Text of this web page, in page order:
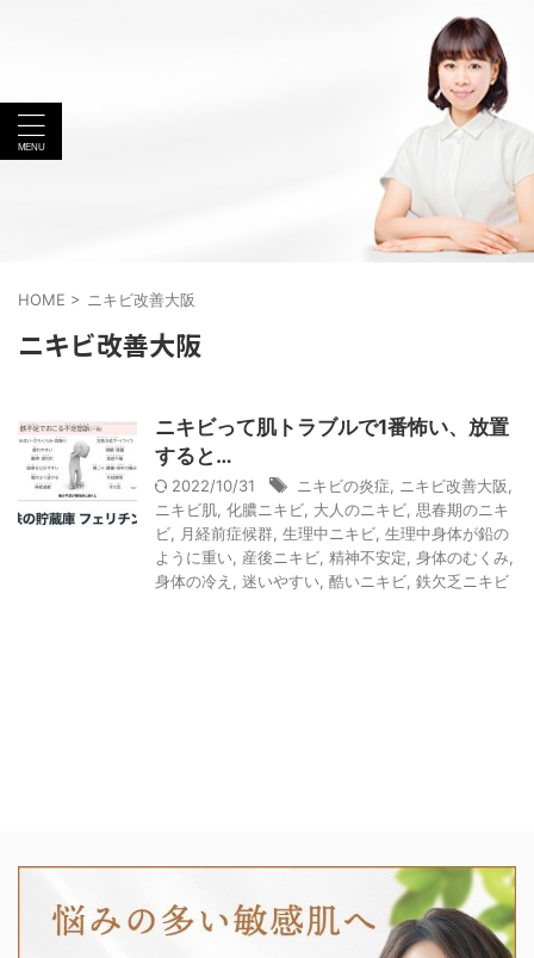
HOME > ニキビ改善大阪
ニキビ改善大阪
ニキビって肌トラブルで1番怖い、放置
すると…
2022/10/31 ニキビの炎症 ニキビ改善大阪
ニキビ肌 化膿ニキビ 大人のニキビ 思春期のニキ
ビ
月経前症候群 生理中ニキビ 生理中身体が鉛の
ように重い 産後ニキビ 精神不安定 身体のむくみ
身体の冷え
迷いやすい 酷いニキビ 鉄欠乏ニキビ